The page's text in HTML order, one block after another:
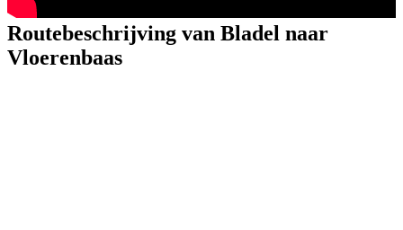
Routebeschrijving van Bladel naar
Vloerenbaas